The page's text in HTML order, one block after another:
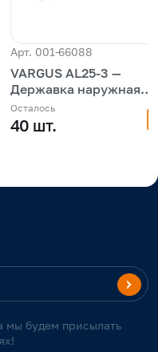
Арт. 001-66088
VARGUS AL25-3 —
Державка наружная
резьбовая
Осталось
40 шт.
мы будем присылать